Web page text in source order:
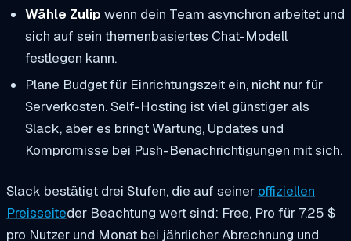
Wähle Zulip wenn dein Team asynchron arbeitet und
sich auf sein themenbasiertes Chat-Modell
festlegen kann.
Plane Budget für Einrichtungszeit ein, nicht nur für
Serverkosten. Self-Hosting ist viel günstiger als
Slack, aber es bringt Wartung, Updates und
Kompromisse bei Push-Benachrichtigungen mit sich.
Slack bestätigt drei Stufen, die auf seiner offiziellen
Preisseiteder Beachtung wert sind: Free, Pro für 7,25 $
pro Nutzer und Monat bei jährlicher Abrechnung und